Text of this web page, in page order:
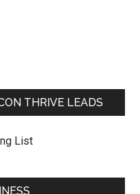
THRIVE LEADS